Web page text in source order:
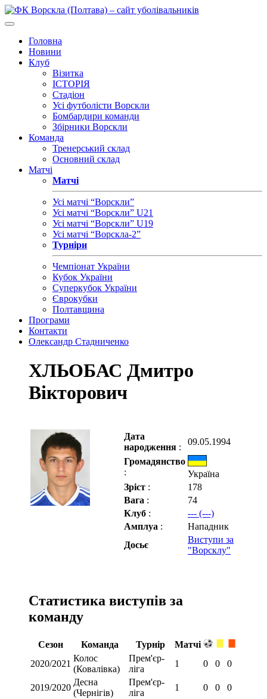
Головна
Новини
Клуб
Візитка
ІСТОРІЯ
Стадіон
Усі футболісти Ворскли
Бомбардири команди
Збірники Ворскли
Команда
Тренерський склад
Основний склад
Матчі
Матчі
Усі матчі “Ворскли”
Усі матчі “Ворскли” U21
Усі матчі “Ворскли” U19
Усі матчі “Ворскла-2”
Турніри
Чемпіонат України
Кубок України
Суперкубок України
Єврокубки
Полтавщина
Програми
Контакти
Олександр Стадниченко
ХЛЬОБАС Дмитро
Вікторович
Дата
народження :
09.05.1994
Громадянство
:
Україна
Зріст :
178
Вага :
74
Клуб :
--- (---)
Амплуа :
Нападник
Досьє
Виступи за
"Ворсклу"
Статистика виступів за
команду
Сезон Команда Турнір
Матчі
2020/2021
Колос
(Ковалівка)
Прем'єр-
ліга
1 0 0 0
2019/2020
Десна
(Чернігів)
Прем'єр-
ліга
1 0 0 0